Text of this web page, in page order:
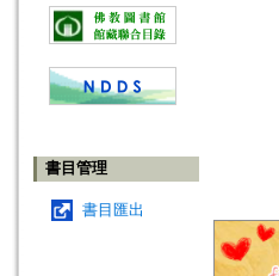
書目管理
書目匯出